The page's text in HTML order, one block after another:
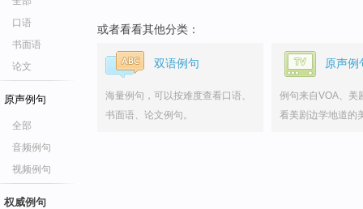
口语
书面语
论文
原声例句
全部
音频例句
视频例句
权威例句
或者看看其他分类：
双语例句
海量例句，可以按难度查看口语、
书面语、论文例句。
原声例
例句来自VOA、美
看美剧边学地道的